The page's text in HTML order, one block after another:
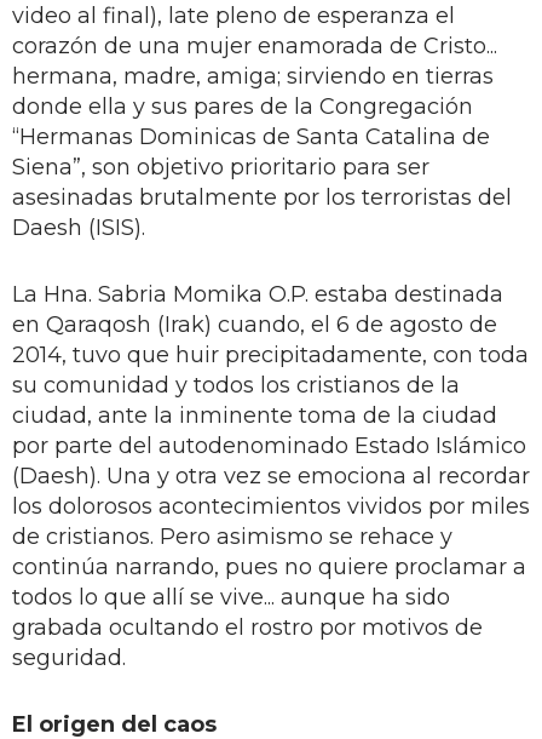
video al final), late pleno de esperanza el
corazón de una mujer enamorada de Cristo...
hermana, madre, amiga; sirviendo en tierras
donde ella y sus pares de la Congregación
“Hermanas Dominicas de Santa Catalina de
Siena”, son objetivo prioritario para ser
asesinadas brutalmente por los terroristas del
Daesh (ISIS).
La Hna. Sabria Momika O.P. estaba destinada
en Qaraqosh (Irak) cuando, el 6 de agosto de
2014, tuvo que huir precipitadamente, con toda
su comunidad y todos los cristianos de la
ciudad, ante la inminente toma de la ciudad
por parte del autodenominado Estado Islámico
(Daesh). Una y otra vez se emociona al recordar
los dolorosos acontecimientos vividos por miles
de cristianos. Pero asimismo se rehace y
continúa narrando, pues no quiere proclamar a
todos lo que allí se vive... aunque ha sido
grabada ocultando el rostro por motivos de
seguridad.
El origen del caos